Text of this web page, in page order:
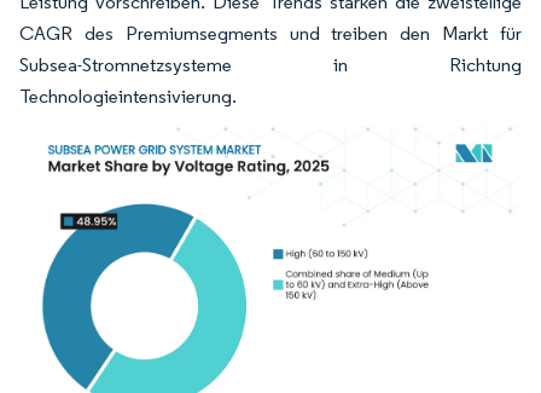
CAGR des Premiumsegments und treiben den Markt für
Subsea-Stromnetzsysteme in Richtung
Technologieintensivierung.